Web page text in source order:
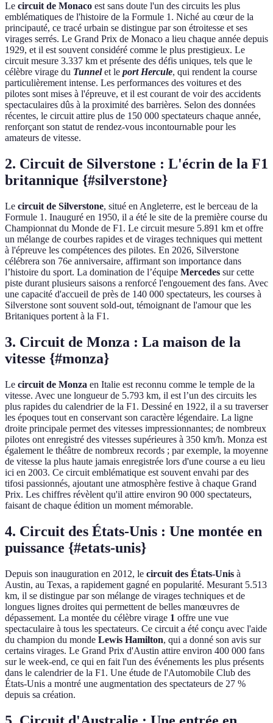
Le circuit de Monaco est sans doute l'un des circuits les plus
emblématiques de l'histoire de la Formule 1. Niché au cœur de la
principauté, ce tracé urbain se distingue par son étroitesse et ses
virages serrés. Le Grand Prix de Monaco a lieu chaque année depuis
1929, et il est souvent considéré comme le plus prestigieux. Le
circuit mesure 3.337 km et présente des défis uniques, tels que le
célèbre virage du Tunnelet le port Hercule, qui rendent la course
particulièrement intense. Les performances des voitures et des
pilotes sont mises à l'épreuve, et il est courant de voir des accidents
spectaculaires dûs à la proximité des barrières. Selon des données
récentes, le circuit attire plus de 150 000 spectateurs chaque année,
renforçant son statut de rendez-vous incontournable pour les
amateurs de vitesse.
2. Circuit de Silverstone : L'écrin de la F1
britannique {#silverstone}
Le circuit de Silverstone, situé en Angleterre, est le berceau de la
Formule 1. Inauguré en 1950, il a été le site de la première course du
Championnat du Monde de F1. Le circuit mesure 5.891 km et offre
un mélange de courbes rapides et de virages techniques qui mettent
à l'épreuve les compétences des pilotes. En 2026, Silverstone
célébrera son 76e anniversaire, affirmant son importance dans
l’histoire du sport. La domination de l’équipe Mercedes sur cette
piste durant plusieurs saisons a renforcé l'engouement des fans. Avec
une capacité d'accueil de près de 140 000 spectateurs, les courses à
Silverstone sont souvent sold-out, témoignant de l'amour que les
Britaniques portent à la F1.
3. Circuit de Monza : La maison de la
vitesse {#monza}
Le circuit de Monza en Italie est reconnu comme le temple de la
vitesse. Avec une longueur de 5.793 km, il est l’un des circuits les
plus rapides du calendrier de la F1. Dessiné en 1922, il a su traverser
les époques tout en conservant son caractère légendaire. La ligne
droite principale permet des vitesses impressionnantes; de nombreux
pilotes ont enregistré des vitesses supérieures à 350 km/h. Monza est
également le théâtre de nombreux records ; par exemple, la moyenne
de vitesse la plus haute jamais enregistrée lors d'une course a eu lieu
ici en 2003. Ce circuit emblématique est souvent envahi par des
tifosi passionnés, ajoutant une atmosphère festive à chaque Grand
Prix. Les chiffres révèlent qu'il attire environ 90 000 spectateurs,
faisant de chaque édition un moment mémorable.
4. Circuit des États-Unis : Une montée en
puissance {#etats-unis}
Depuis son inauguration en 2012, le circuit des États-Unis à
Austin, au Texas, a rapidement gagné en popularité. Mesurant 5.513
km, il se distingue par son mélange de virages techniques et de
longues lignes droites qui permettent de belles manœuvres de
dépassement. La montée du célèbre virage 1 offre une vue
spectaculaire à tous les spectateurs. Ce circuit a été conçu avec l'aide
du champion du monde Lewis Hamilton, qui a donné son avis sur
certains virages. Le Grand Prix d'Austin attire environ 400 000 fans
sur le week-end, ce qui en fait l'un des événements les plus présents
dans le calendrier de la F1. Une étude de l'Automobile Club des
États-Unis a montré une augmentation des spectateurs de 27 %
depuis sa création.